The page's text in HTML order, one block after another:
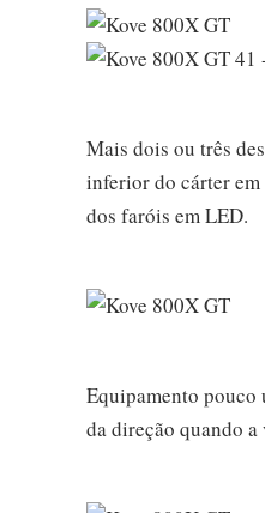
Mais dois ou três
inferior do cárter
dos faróis em LED.
Equipamento pouco
da direção quando